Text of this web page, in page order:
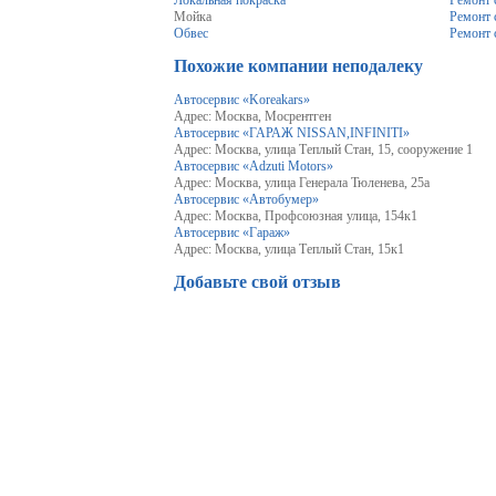
Мойка
Обвес
Ремонт
Ремонт
Похожие компании неподалеку
Автосервис «Koreakars»
Адрес: Москва, Мосрентген
Автосервис «ГАРАЖ NISSAN,INFINITI»
Адрес: Москва, улица Теплый Стан, 15, сооружение 1
Автосервис «Adzuti Motors»
Адрес: Москва, улица Генерала Тюленева, 25а
Автосервис «Автобумер»
Адрес: Москва, Профсоюзная улица, 154к1
Автосервис «Гараж»
Адрес: Москва, улица Теплый Стан, 15к1
Добавьте свой отзыв